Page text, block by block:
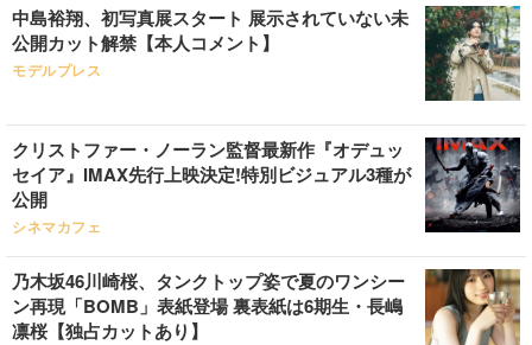
中島裕翔、初写真展スタート 展示されていない未
公開カット解禁【本人コメント】
モデルプレス
クリストファー・ノーラン監督最新作『オデュッ
セイア』IMAX先行上映決定!特別ビジュアル3種が
公開
シネマカフェ
乃木坂46川崎桜、タンクトップ姿で夏のワンシー
ン再現「BOMB」表紙登場 裏表紙は6期生・長嶋
凛桜【独占カットあり】